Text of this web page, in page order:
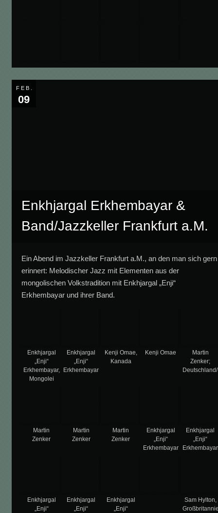
FEB.
09
Enkhjargal Erkhembayar &
Band/Jazzkeller Frankfurt a.M.
Ein Abend im Jazzkeller Frankfurt a.M., an den man sich gern
erinnert: Melodischer Jazz mit Elementen aus der
mongolischen Volkstradition mit Enkhjargal „Enji“
Erkhembayar und ihrer Band.
Enkhjargal
„Enji“
Erkhembayar,
Mongolei
Enkhjargal
„Enji“
Erkhembayar
Kenji Omae,
Kanada
Kenji Omae
Martin
Zenker;
Martin
Zenker
Martin
Zenker
Martin
Zenker
Enkhjargal
„Enji“
Erkhembayar
Enkhjargal
„Enji“
Erkhembayar
Enkhjargal
„Enji“
Enkhjargal
„Enji“
Enkhjargal
„Enji“
Sam Hylton,